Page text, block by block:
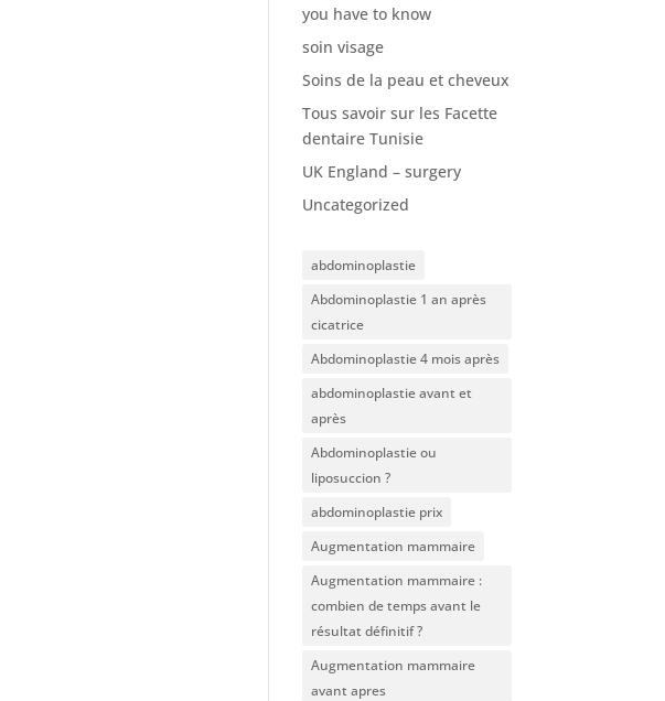
you have to know
soin visage
Soins de la peau et cheveux
Tous savoir sur les Facette
dentaire Tunisie
UK England – surgery
Uncategorized
abdominoplastie
Abdominoplastie 1 an après
cicatrice
Abdominoplastie 4 mois après
abdominoplastie avant et
après
Abdominoplastie ou
liposuccion ?
abdominoplastie prix
Augmentation mammaire
Augmentation mammaire :
combien de temps avant le
résultat définitif ?
Augmentation mammaire
avant apres